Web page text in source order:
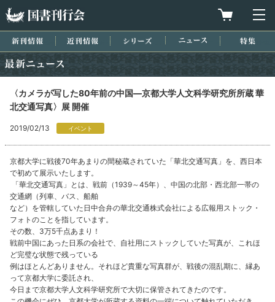
買物カゴを
新刊情報 近刊情報 シリーズ ニュース
〈カメラが写した80年前の中国―京都大学人文科学研究所所蔵 華
北交通写真〉展 開催
2019/02/13 イベント
京都大学に戦後70年あまりの間秘蔵されていた「華北交通写真」を、西日本
で初めて展示いたします。
「華北交通写真」とは、戦前（1939～45年）、中国の北部・西北部一帯の
交通網（列車、バス、船舶
など）を管轄していた日中合弁の華北交通株式会社による広報用ストック・
フォトのことを指しています。
その数、3万5千点あまり！
戦前中国にあった日系の会社で、自社用にストックしていた写真が、これほ
ど完璧な状態で残っている
例はほとんどありません。それほど貴重な写真群が、戦後の混乱期に、縁あ
って京都大学に委託され、
今日まで京都大学人文科学研究所で大切に保管されてきたのです。